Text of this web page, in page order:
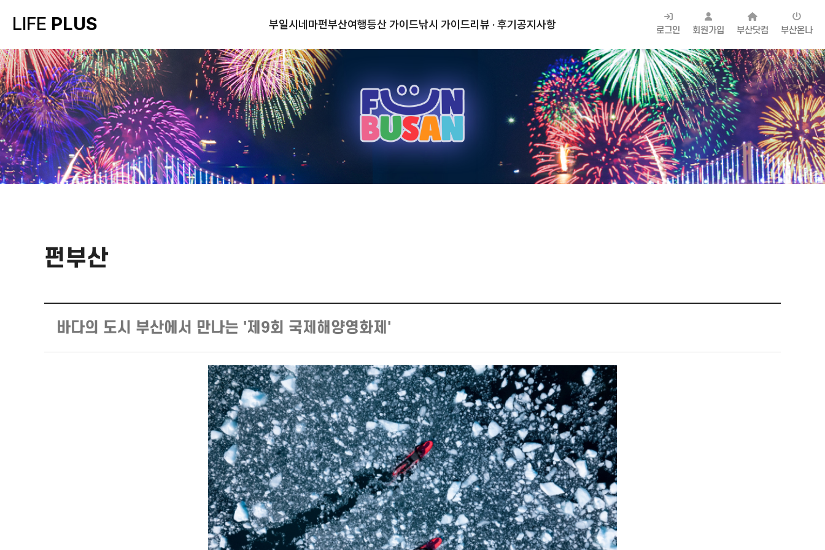
LIFE PLUS 부일시네마펀부산여행등산 가이드낚시 가이드리뷰 · 후기 공지사항 로그인 회원가입 부산닷컴 부산온나
펀부산
바다의 도시 부산에서 만나는 '제9회 국제해양영화제'